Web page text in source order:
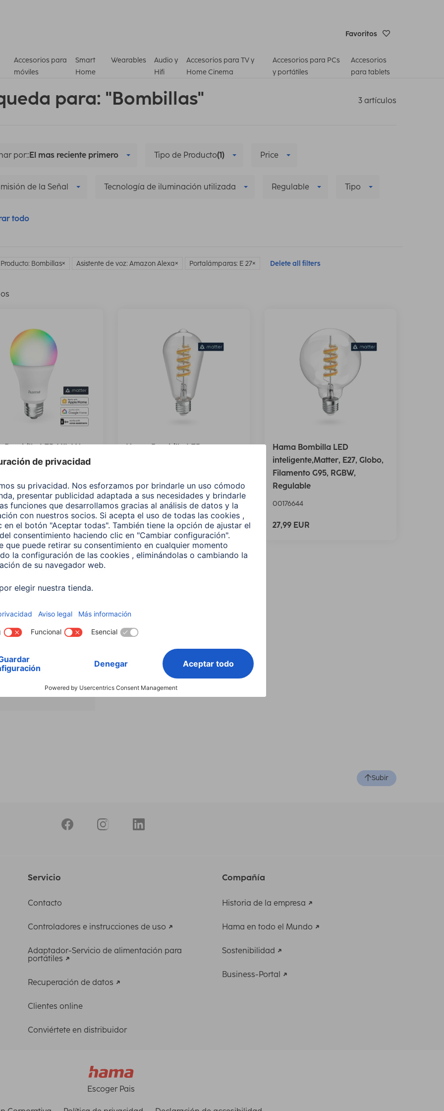
Favoritos
Accesorios para
móviles
Smart
Home
Wearables
Audio y
Hifi
Accesorios para TV y
Home Cinema
Accesorios para PCs
y portátiles
Accesorios
para tablets
para: "Bombillas" 3 artículos
por::El mas reciente primero Tipo de Producto(1) Price
de la Señal Tecnología de iluminación utilizada Regulable Tipo
todo
Bombillas Asistente de voz: Amazon Alexa Portalámparas: E 27 Delete all filters
Bombilla LED WLAN
E27, Matter, 9W,
Hama Bombilla LED
Regulable
00176643
27,99 EUR
Hama Bombilla LED
inteligente,Matter, E27, Globo,
Filamento G95, RGBW,
Regulable
00176644
27,99 EUR
¿No
que
buscas?
entre todos
nuestros
Subir
Servicio
Contacto
Controladores e instrucciones de uso
Adaptador-Servicio de alimentación para
portátiles
Recuperación de datos
Clientes online
Conviértete en distribuidor
Compañía
Historia de la empresa
Hama en todo el Mundo
Sostenibilidad
Business-Portal
Escoger Pais